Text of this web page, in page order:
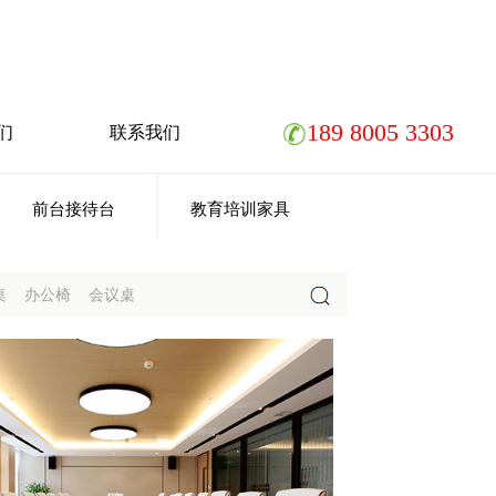
联系我们 189 8005 3303
前台接待台 教育培训家具